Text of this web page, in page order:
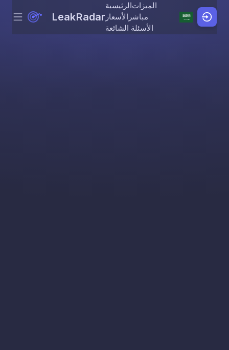
Skip to content
Menu LeakRadar
الرئيسيةالميزات
الأسعار مباشر
الأسئلة الشائعة